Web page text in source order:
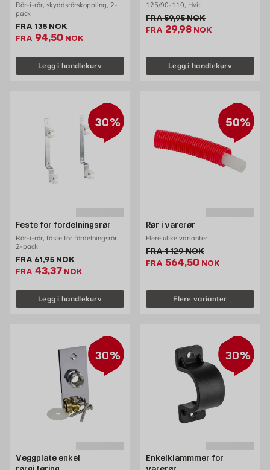
Rör-i-rör, skyddsrörskoppling, 2-
pack
FRAGammel pris 135 NOK /stk
135NOK
FRA Ekstrapris 94.5 NOK /stk
94,50 NOK
Legg i handlekurv
125/90-110, Hvit
FRAGammel pris 59.95 NOK /
59,95NOK
FRA Ekstrapris 29.98
29,98 NOK
Legg i handlekurv
30%
Feste for fordelningsrør
Rör-i-rör, fäste för fördelningsrör,
2-pack
FRAGammel pris 61.95 NOK /stk
61,95NOK
FRA Ekstrapris 43.37 NOK /stk
43,37 NOK
Legg i handlekurv
50%
Rør i varerør
Flere ulike varianter
FRAGammel pris 1129 NOK /
1 129NOK
FRA Ekstrapris 564.5
564,50 NOK
Flere varianter
30%
Veggplate enkel
30%
Enkelklammmer for